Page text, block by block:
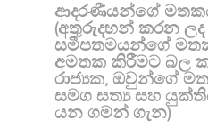
ආදරණීයන්ගේ
(අතුරුදහන් කරන ලද
සමීපතමයන්ගේ
අමතක කිරීමට බල
රාජ්‍යක, ඔවුන්ගේ
සමග සත්‍ය සහ
යන ගමන් ගැන)